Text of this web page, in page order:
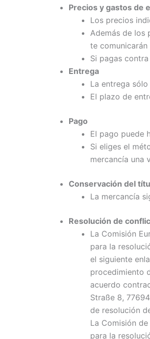
Precios y gastos de
Los precios
Además de los
te
Si pagas
Entrega
La entrega
El plazo de
Pago
El pago puede
Si eliges el
mercancía una
Conservación del
La mercancía
Resolución de
La Comisión
para la
el siguiente
procedimiento
acuerdo
Straße 8,
de resolución
La Comisión
para la